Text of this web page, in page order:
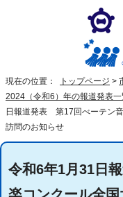
現在の位置： トップページ >
2024（令和6）年の報道発表一
日報道発表 第17回べーテン
訪問のお知らせ
令和6年1月31日